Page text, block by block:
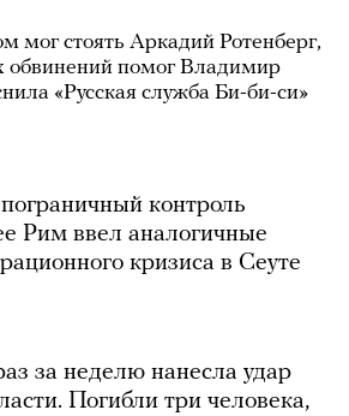
мог стоять Аркадий Ротенберг,
обвинений помог Владимир
«Русская служба Би-би-си»
контроль
Рим ввел аналогичные
кризиса в Сеуте
за неделю нанесла удар
Погибли три человека,